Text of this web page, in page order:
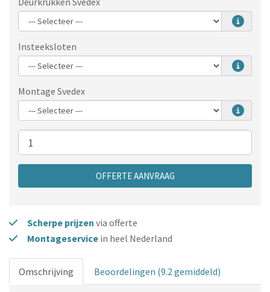
Insteeksloten
Montage Svedex
Aantal
OFFERTE AANVRAAG
Scherpe prijzen via offerte
Montageservice in heel Nederland
Omschrijving Beoordelingen (9.2 gemiddeld)